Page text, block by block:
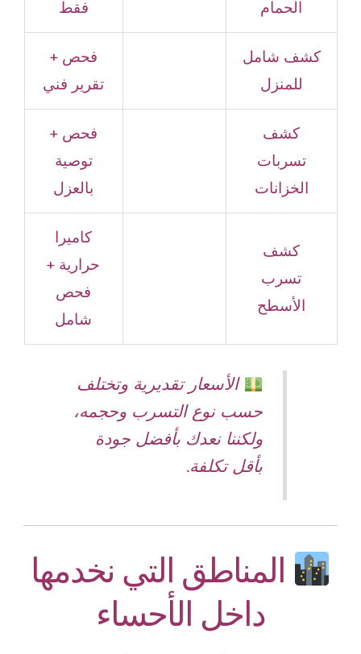
الحمام فقط
كشف شامل
للمنزل
فحص +
تقرير فني
كشف
تسربات
الخزانات
فحص +
توصية
بالعزل
كشف
تسرب
الأسطح
كاميرا
حرارية +
فحص
شامل
الأسعار تقديرية وتختلف
حسب نوع التسرب وحجمه،
ولكننا نعدك بأفضل جودة
بأقل تكلفة.
المناطق التي نخدمها
داخل الأحساء